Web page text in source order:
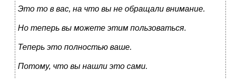
Это то в вас, на что вы не обращали внимание.
Но теперь вы можете этим пользоваться.
Теперь это полностью ваше.
Потому, что вы нашли это сами.